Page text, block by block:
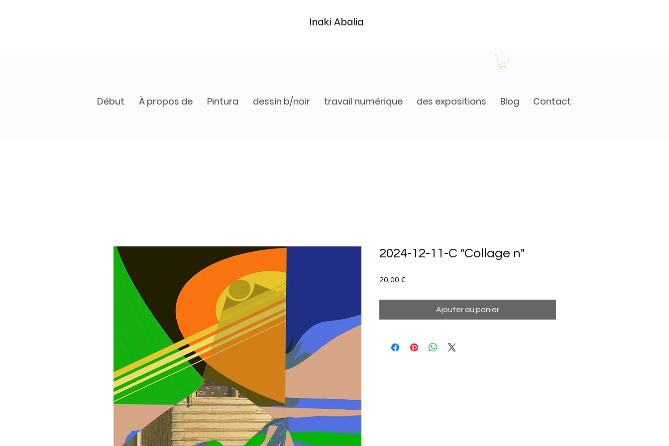
Début À propos de Pintura dessin b/noir travail numérique des expositions Blog Contact
Inaki Abalia
2024-12-11-C "Collage n"
20,00 €
Ajouter au panier